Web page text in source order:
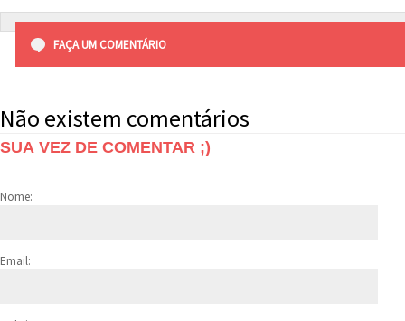
FAÇA UM COMENTÁRIO
Não existem comentários
SUA VEZ DE COMENTAR ;)
Nome:
Email: